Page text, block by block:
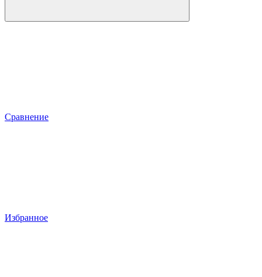
Сравнение
Избранное